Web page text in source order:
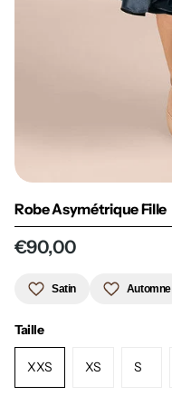
Robe Asymétrique Fille
€90,00
Satin Automne
Taille
XXS XS S